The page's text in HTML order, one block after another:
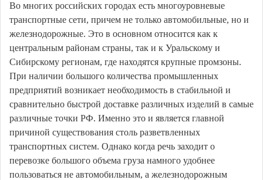
Во многих российских городах есть многоуровневые
транспортные сети, причем не только автомобильные, но и
железнодорожные. Это в основном относится как к
центральным районам страны, так и к Уральскому и
Сибирскому регионам, где находятся крупные промзоны.
При наличии большого количества промышленных
предприятий возникает необходимость в стабильной и
сравнительно быстрой доставке различных изделий в самые
различные точки РФ. Именно это и является главной
причиной существования столь разветвленных
транспортных систем. Однако когда речь заходит о
перевозке большого объема груза намного удобнее
пользоваться не автомобильным, а железнодорожным